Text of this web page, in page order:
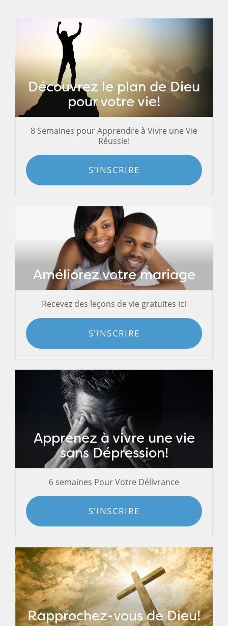
Découvrez le plan de Dieu
pour votre vie!
8 Semaines pour Apprendre à Vivre une Vie
Réussie!
S'INSCRIRE
Améliorez votre mariage
Recevez des leçons de vie gratuites ici
S'INSCRIRE
Apprenez à vivre une vie
sans Dépression!
6 semaines Pour Votre Délivrance
S'INSCRIRE
Rapprochez-vous de Dieu!